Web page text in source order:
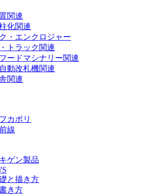
関連
化関連
・エンクロジャー
トラック関連
ードマシナリー関連
動改札機関連
関連
カボリ
線
ゲン製品
と描き方
き方